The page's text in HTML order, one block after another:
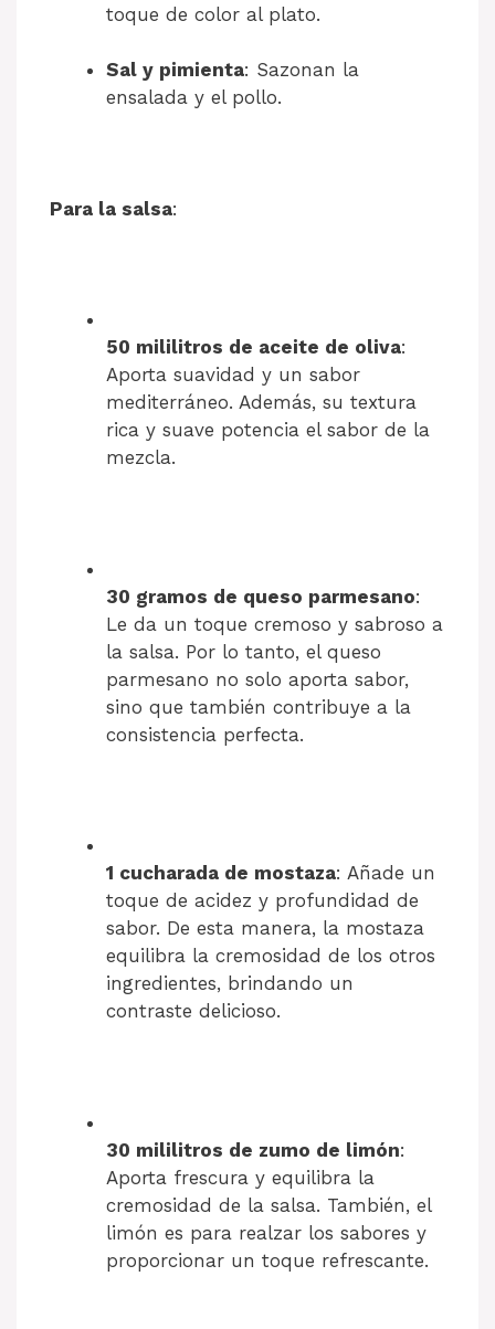
toque de color al plato.
Sal y pimienta: Sazonan la
ensalada y el pollo.
Para la salsa:
50 mililitros de aceite de oliva:
Aporta suavidad y un sabor
mediterráneo. Además, su textura
rica y suave potencia el sabor de la
mezcla.
30 gramos de queso parmesano:
Le da un toque cremoso y sabroso a
la salsa. Por lo tanto, el queso
parmesano no solo aporta sabor,
sino que también contribuye a la
consistencia perfecta.
1 cucharada de mostaza: Añade un
toque de acidez y profundidad de
sabor. De esta manera, la mostaza
equilibra la cremosidad de los otros
ingredientes, brindando un
contraste delicioso.
30 mililitros de zumo de limón:
Aporta frescura y equilibra la
cremosidad de la salsa. También, el
limón es para realzar los sabores y
proporcionar un toque refrescante.